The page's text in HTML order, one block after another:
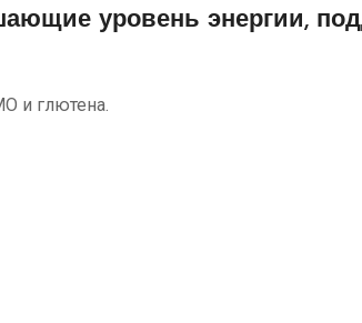
уровень энергии,
и глютена.